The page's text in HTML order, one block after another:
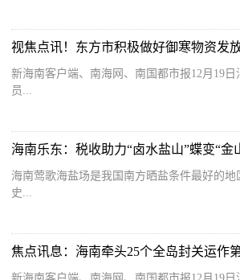
新海南客户端、南海网、南国都市报12月19
员...
海南乐东：税收助力“卤水盐山”蝶变“金
海南莺歌海盐场是我国南方晒盐条件最好的地
史...